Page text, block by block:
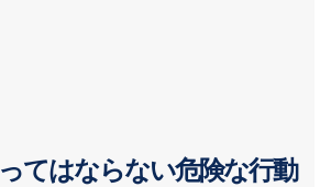
てはならない危険な行動